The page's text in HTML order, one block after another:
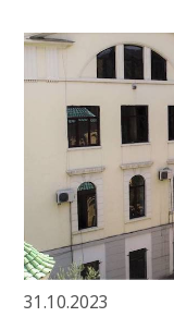
31.10.2023